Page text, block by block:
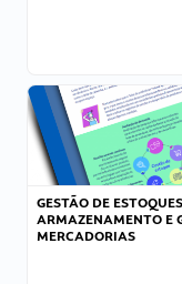
GESTÃO DE
ARMAZENAMENTO E
MERCADORIAS